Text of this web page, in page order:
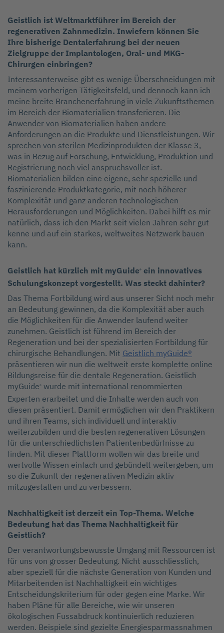
Geistlich ist Weltmarktführer im Bereich der
regenerativen Zahnmedizin. Inwiefern können Sie
Ihre bisherige Dentalerfahrung bei der neuen
Zielgruppe der Implantologen, Oral- und MKG-
Chirurgen einbringen?
Interessanterweise gibt es wenige Überschneidungen mit
meinem vorherigen Tätigkeitsfeld, und dennoch kann ich
meine breite Branchenerfahrung in viele Zukunftsthemen
im Bereich der Biomaterialien transferieren. Die
Anwender von Biomaterialien haben andere
Anforderungen an die Produkte und Dienstleistungen. Wir
sprechen von sterilen Medizinprodukten der Klasse 3,
was in Bezug auf Forschung, Entwicklung, Produktion und
Registrierung noch viel anspruchsvoller ist.
Biomaterialien bilden eine eigene, sehr spezielle und
faszinierende Produktkategorie, mit noch höherer
Komplexität und ganz anderen technologischen
Herausforderungen und Möglichkeiten. Dabei hilft es mir
natürlich, dass ich den Markt seit vielen Jahren sehr gut
kenne und auf ein starkes, weltweites Netzwerk bauen
kann.
Geistlich hat kürzlich mit myGuide® ein innovatives
Schulungskonzept vorgestellt. Was steckt dahinter?
Das Thema Fortbildung wird aus unserer Sicht noch mehr
an Bedeutung gewinnen, da die Komplexität aber auch
die Möglichkeiten für die Anwender laufend weiter
zunehmen. Geistlich ist führend im Bereich der
Regeneration und bei der spezialisierten Fortbildung für
chirurgische Behandlungen. Mit Geistlich myGuide®
präsentieren wir nun die weltweit erste komplette online
Bildungsreise für die dentale Regeneration. Geistlich
myGuide® wurde mit international renommierten
Experten erarbeitet und die Inhalte werden auch von
diesen präsentiert. Damit ermöglichen wir den Praktikern
und ihren Teams, sich individuell und interaktiv
weiterzubilden und die besten regenerativen Lösungen
für die unterschiedlichsten Patientenbedürfnisse zu
finden. Mit dieser Plattform wollen wir das breite und
wertvolle Wissen einfach und gebündelt weitergeben, um
so die Zukunft der regenerativen Medizin aktiv
mitzugestalten und zu verbessern.
Nachhaltigkeit ist derzeit ein Top-Thema. Welche
Bedeutung hat das Thema Nachhaltigkeit für
Geistlich?
Der verantwortungsbewusste Umgang mit Ressourcen ist
für uns von grosser Bedeutung. Nicht ausschliesslich,
aber speziell für die nächste Generation von Kunden und
Mitarbeitenden ist Nachhaltigkeit ein wichtiges
Entscheidungskriterium für oder gegen eine Marke. Wir
haben Pläne für alle Bereiche, wie wir unseren
ökologischen Fussabdruck kontinuierlich reduzieren
werden. Beispiele sind gezielte Energiesparmassnahmen